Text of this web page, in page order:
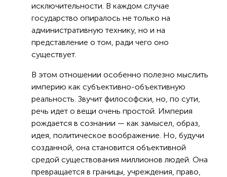
исключительности. В каждом случае
государство опиралось не только на
административную технику, но и на
представление о том, ради чего оно
существует.
В этом отношении особенно полезно мыслить
империю как субъективно-объективную
реальность. Звучит философски, но, по сути,
речь идет о вещи очень простой. Империя
рождается в сознании — как замысел, образ,
идея, политическое воображение. Но, будучи
созданной, она становится объективной
средой существования миллионов людей. Она
превращается в границы, учреждения, право,